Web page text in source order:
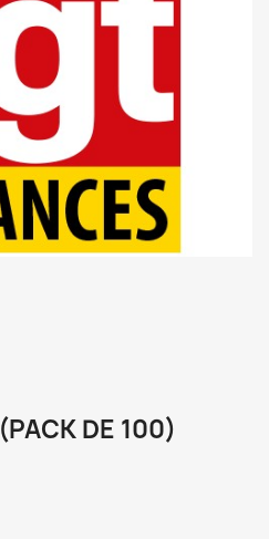
DE 100)